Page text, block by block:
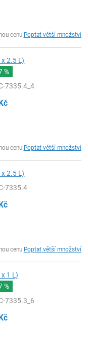
cenu Poptat větší množství
2.5 L)
%
7335.4_4
cenu Poptat větší množství
2.5 L)
7335.4
cenu Poptat větší množství
1 L)
%
7335.3_6